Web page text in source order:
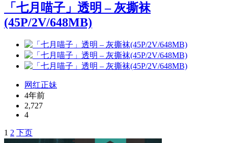
「七月喵子」透明 – 灰撕袜
(45P/2V/648MB)
网红正妹
4年前
2,727
4
文
1 2 下页